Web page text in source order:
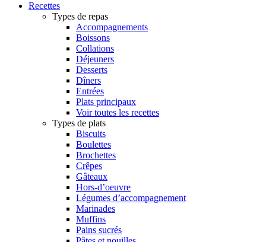
Recettes
Types de repas
Accompagnements
Boissons
Collations
Déjeuners
Desserts
Dîners
Entrées
Plats principaux
Voir toutes les recettes
Types de plats
Biscuits
Boulettes
Brochettes
Crêpes
Gâteaux
Hors-d’oeuvre
Légumes d’accompagnement
Marinades
Muffins
Pains sucrés